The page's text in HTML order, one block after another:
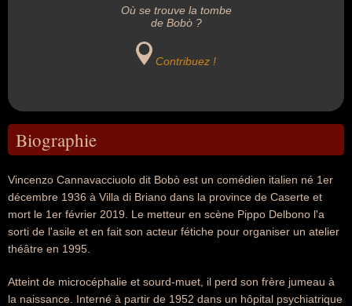
Où se trouve la tombe
de Bobò ?
Contribuez !
Biographie
Vincenzo Cannavacciuolo dit Bobò est un comédien italien né 1er
décembre 1936 à Villa di Briano dans la province de Caserte et
mort le 1er février 2019. Le metteur en scène Pippo Delbono l'a
sorti de l'asile et en fait son acteur fétiche pour organiser un atelier
théâtre en 1995.
Atteint de microcéphalie et sourd-muet, il perd son frère jumeau à
la naissance. Interné à partir de 1952 dans un hôpital psychiatrique